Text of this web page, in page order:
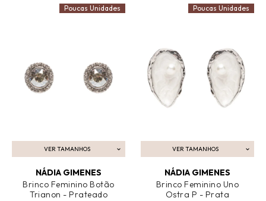
VER TAMANHOS
ADICIONAR AO CARRINHO
NÁDIA GIMENES
Brinco Feminino Botão
Trianon - Prateado
Poucas Unidades
VER TAMANHOS
ADICIONAR AO CARRINHO
NÁDIA GIMENES
Brinco Feminino Uno
Ostra P - Prata
Poucas Unidades